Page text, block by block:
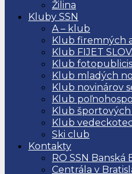
Žilina
Kluby SSN
A – klub
Klub firemných
Klub FIJET
Klub
Klub mladých
Klub novinárov
Klub
Klub
Klub
Ski club
Kontakty
RO SSN Banská
Centrála v